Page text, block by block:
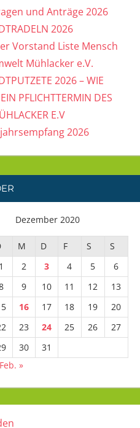
und Anträge 2026
2026
Vorstand Liste Mensch
Mühlacker e.V.
2026 – WIE
PFLICHTTERMIN DES
E.V
2026
Dezember 2020
M D F S
S
1
2 3 4 5
6
9 10 11 12
13
16 17 18 19
20
23 24 25 26
27
30
31
Feb. »